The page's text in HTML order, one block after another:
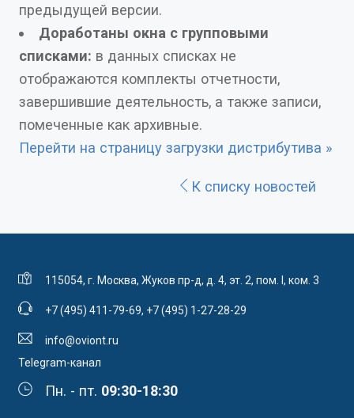
предыдущей версии.
Доработаны окна с групповыми
списками: в данных списках не
отображаются комплекты отчетности,
завершившие деятельность, а также записи,
помеченные как архивные.
Перейти на страницу загрузки дистрибутива »
К списку новостей
115054, г. Москва, Жуков пр-д, д. 4, эт. 2, пом. I, ком. 3
+7 (495) 411-79-69, +7 (495) 1-27-28-29
info@oviont.ru
Telegram-канал
Пн. - пт. 09:30-18:30